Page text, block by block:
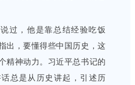
过，他是靠总结经验吃饭
出，要懂得些中国历史，这
精神动力。习近平总书记的
总是从历史讲起，引述历